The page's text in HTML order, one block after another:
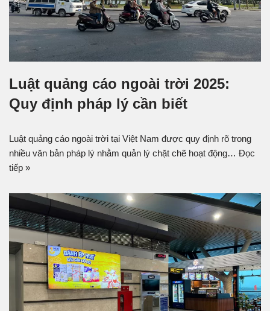
Luật quảng cáo ngoài trời 2025:
Quy định pháp lý cần biết
Luật quảng cáo ngoài trời tại Việt Nam được quy định rõ trong
nhiều văn bản pháp lý nhằm quản lý chặt chẽ hoạt động… Đọc
tiếp »